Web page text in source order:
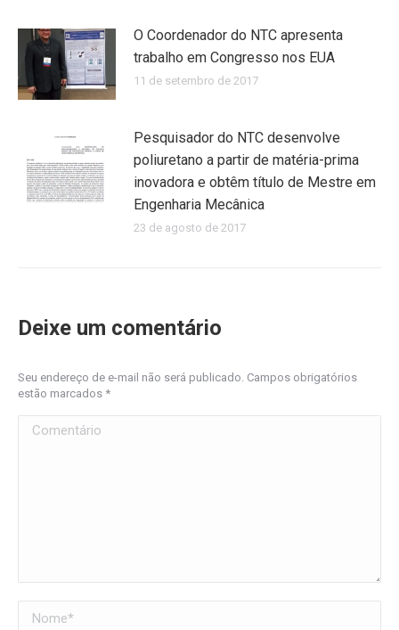
O Coordenador do NTC apresenta
trabalho em Congresso nos EUA
11 de setembro de 2017
Pesquisador do NTC desenvolve
poliuretano a partir de matéria-prima
inovadora e obtêm título de Mestre em
Engenharia Mecânica
23 de agosto de 2017
Deixe um comentário
Seu endereço de e-mail não será publicado. Campos obrigatórios
estão marcados *
Comentário
Nome *